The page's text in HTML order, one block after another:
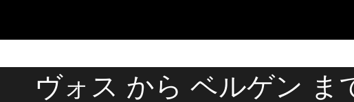
ヴォス から ベルゲン ま